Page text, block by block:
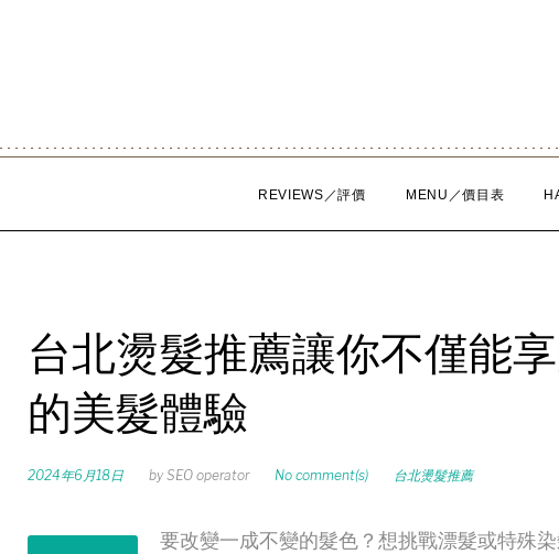
REVIEWS／評價 MENU／價目表
台北燙髮推薦讓你不僅能
的美髮體驗
2024年6月18日 by SEO operator No comment(s) 台北燙髮推薦
要改變一成不變的髮色？想挑戰漂髮或特殊